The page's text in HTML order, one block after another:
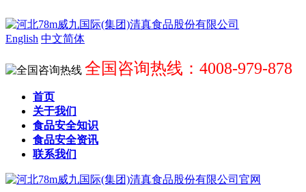
English 中文简体
全国咨询热线：4008-979-878
首页
关于我们
食品安全知识
食品安全资讯
联系我们